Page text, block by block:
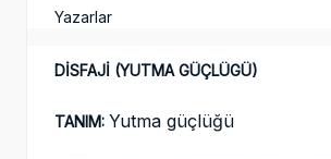
Yazarlar
DİSFAJİ (YUTMA GÜÇLÜGÜ)
TANIM: Yutma güçlüğü